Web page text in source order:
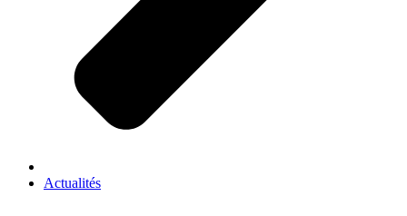
Actualités